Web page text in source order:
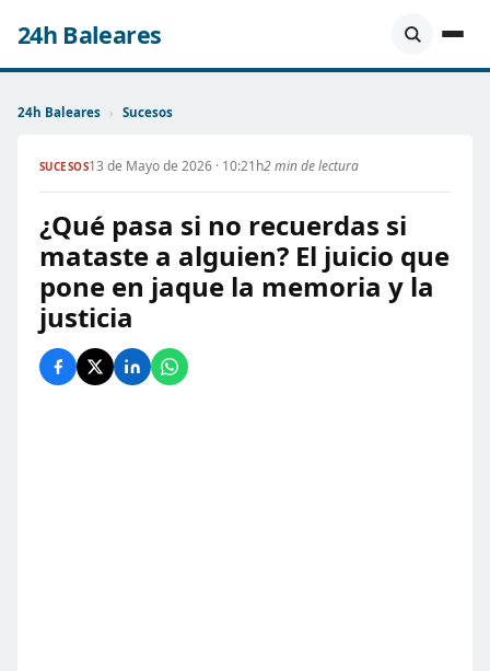
24h Baleares
24h Baleares › Sucesos
SUCESOS13 de Mayo de 2026 · 10:21h2 min de lectura
¿Qué pasa si no recuerdas si
mataste a alguien? El juicio que
pone en jaque la memoria y la
justicia